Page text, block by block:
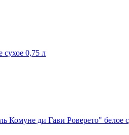
0,75 л
Комуне ди Гави Роверето" белое